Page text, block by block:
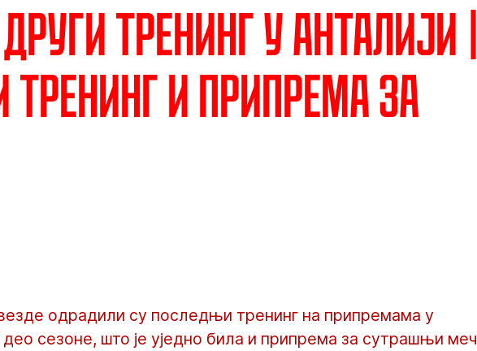
тренинг у Анталији |
и припрема за
одрадили су последњи тренинг на припремама у
део сезоне, што је уједно била и припрема за сутрашњи меч